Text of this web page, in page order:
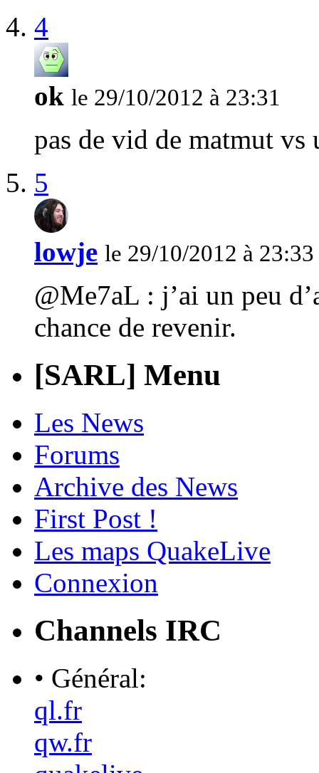
4
ok le 29/10/2012 à 23:31
pas de vid de matmut vs
5
lowje le 29/10/2012 à 23:33
@Me7aL : j’ai un peu
chance de revenir.
[SARL] Menu
Les News
Forums
Archive des News
First Post !
Les maps QuakeLive
Connexion
Channels IRC
• Général:
ql.fr
qw.fr